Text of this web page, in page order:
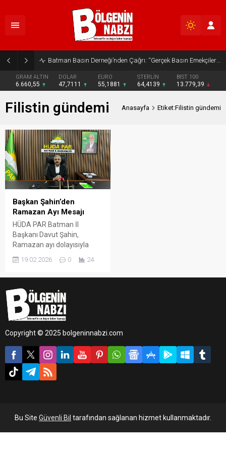
Batman Basın Derneği’nden Çağrı: “Gerçek Basın Emekçileri Desteklenmeli”
GRAM ALTIN
6.660,55
DOLAR
47,7111
EURO
55,1881
STERLİN
64,4139
BIST 100
13.779,39
Filistin gündemi Anasayfa Etiket:Filistin gündemi
Başkan Şahin’den
Ramazan Ayı Mesajı
HÜDA PAR Batman İl
Başkanı Davut Şahin,
Ramazan ayı dolayısıyla
Perşembe günü mübarek
etti.
19.02.2026 0 24
Copyright © 2025 bolgeninnabzi.com
Bu Site Güvenli Bil tarafından sağlanan hizmet kullanmaktadır.